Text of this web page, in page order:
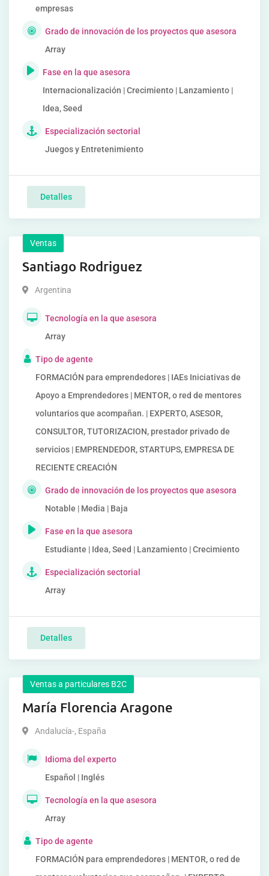
empresas
Grado de innovación de los proyectos que asesora
Array
Fase en la que asesora
Internacionalización | Crecimiento | Lanzamiento |
Idea, Seed
Especialización sectorial
Juegos y Entretenimiento
Detalles
Ventas
Santiago Rodriguez
Argentina
Tecnología en la que asesora
Array
Tipo de agente
FORMACIÓN para emprendedores | IAEs Iniciativas de
Apoyo a Emprendedores | MENTOR, o red de mentores
voluntarios que acompañan. | EXPERTO, ASESOR,
CONSULTOR, TUTORIZACION, prestador privado de
servicios | EMPRENDEDOR, STARTUPS, EMPRESA DE
RECIENTE CREACIÓN
Grado de innovación de los proyectos que asesora
Notable | Media | Baja
Fase en la que asesora
Estudiante | Idea, Seed | Lanzamiento | Crecimiento
Especialización sectorial
Array
Detalles
Ventas a particulares B2C
María Florencia Aragone
Andalucía-, España
Idioma del experto
Español | Inglés
Tecnología en la que asesora
Array
Tipo de agente
FORMACIÓN para emprendedores | MENTOR, o red de